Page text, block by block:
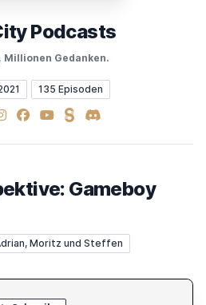
Podcasts
Millionen Gedanken.
135 Episoden
Facebook
YouTube
SteadyDiscord
Gameboy
Moritz und Steffen